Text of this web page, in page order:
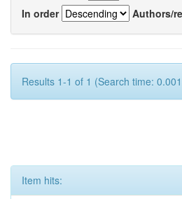
In order
Authors/
Results 1-1 of 1 (Search time:
Item hits: